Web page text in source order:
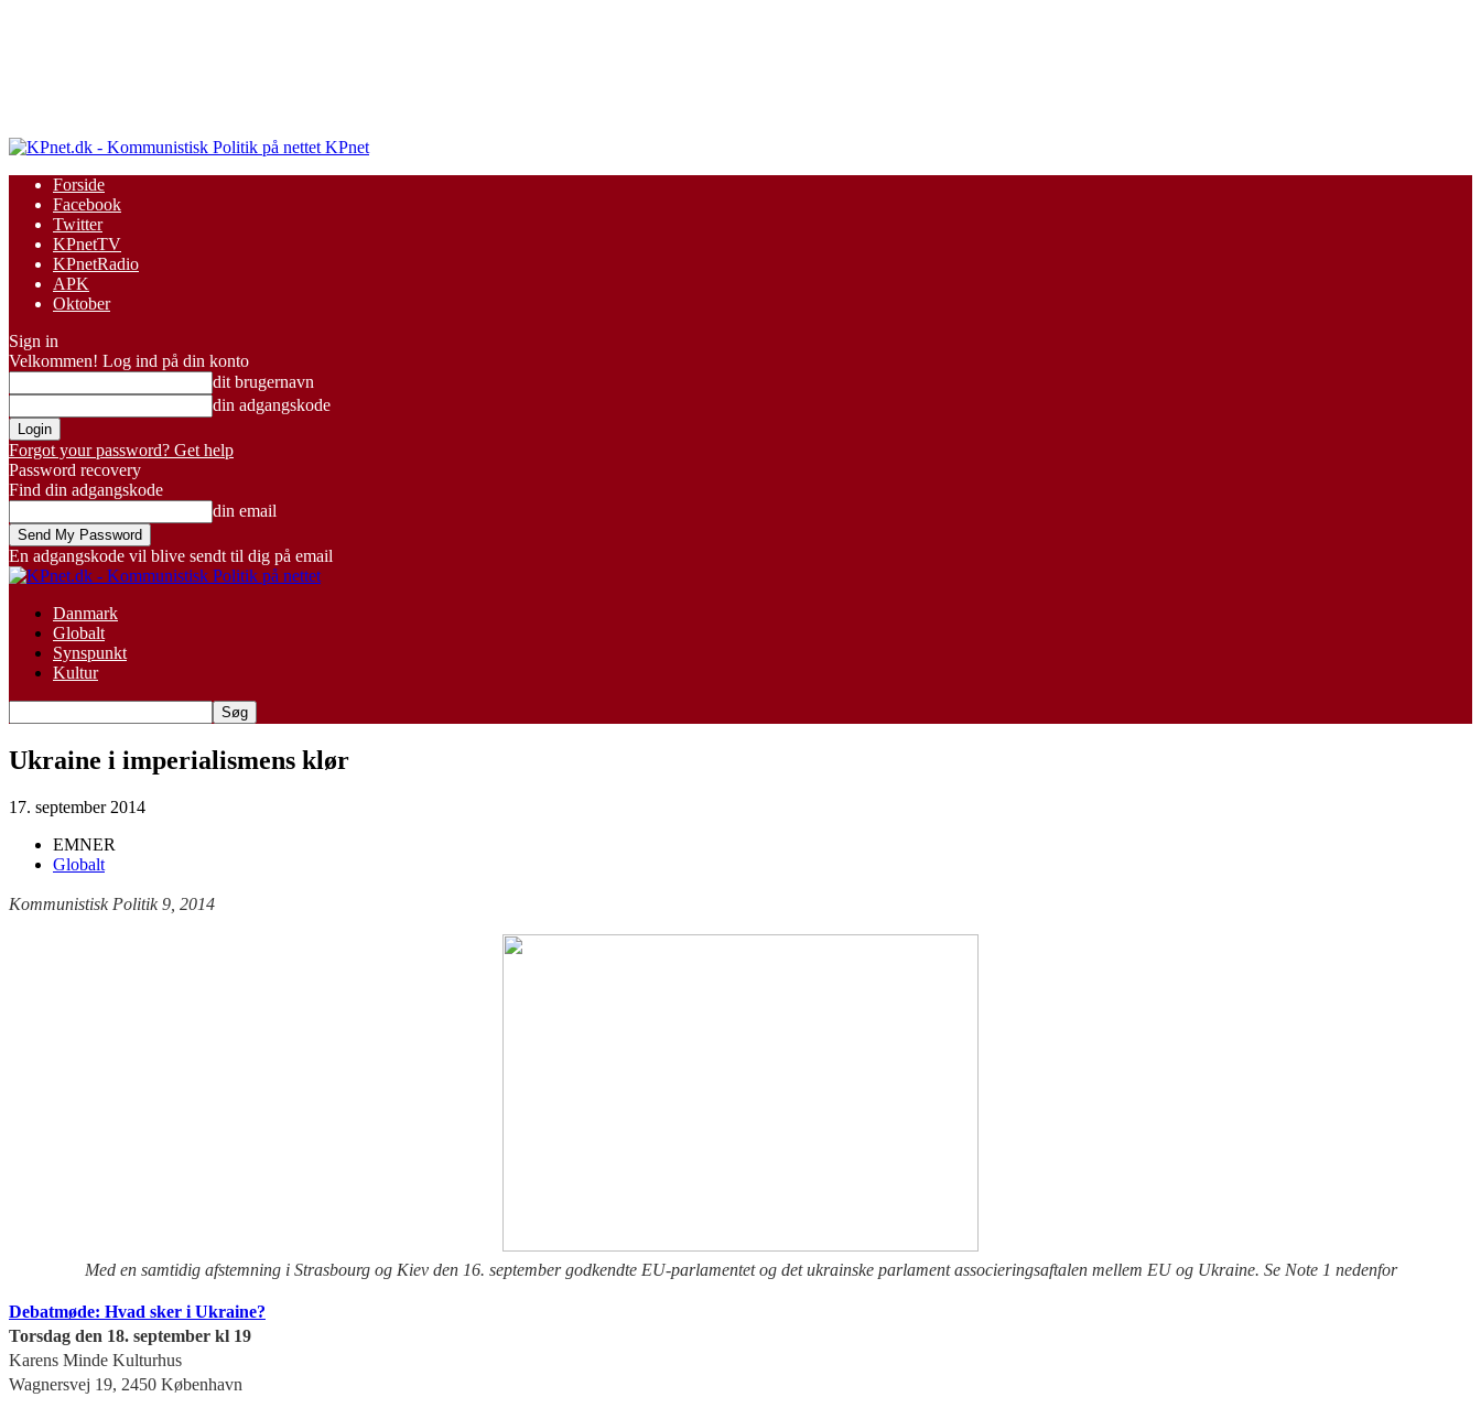
KPnet
Forside
Facebook
Twitter
KPnetTV
KPnetRadio
APK
Oktober
Sign in
Velkommen! Log ind på din konto
dit brugernavn
din adgangskode
Forgot your password? Get help
Password recovery
Find din adgangskode
din email
En adgangskode vil blive sendt til dig på email
Danmark
Globalt
Synspunkt
Kultur
Ukraine i imperialismens klør
17. september 2014
EMNER
Globalt
Kommunistisk Politik 9, 2014
Med en samtidig afstemning i Strasbourg og Kiev den 16. september godkendte EU-parlamentet og det ukrainske parlament associeringsaftalen mellem EU og Ukraine. Se Note 1 nedenfor
Debatmøde: Hvad sker i Ukraine?
Torsdag den 18. september kl 19
Karens Minde Kulturhus
Wagnersvej 19, 2450 København